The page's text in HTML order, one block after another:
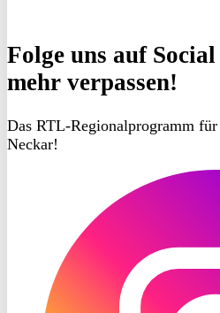
Folge uns auf
mehr verpassen!
Das RTL-Regionalprogramm
Neckar!
Instagram